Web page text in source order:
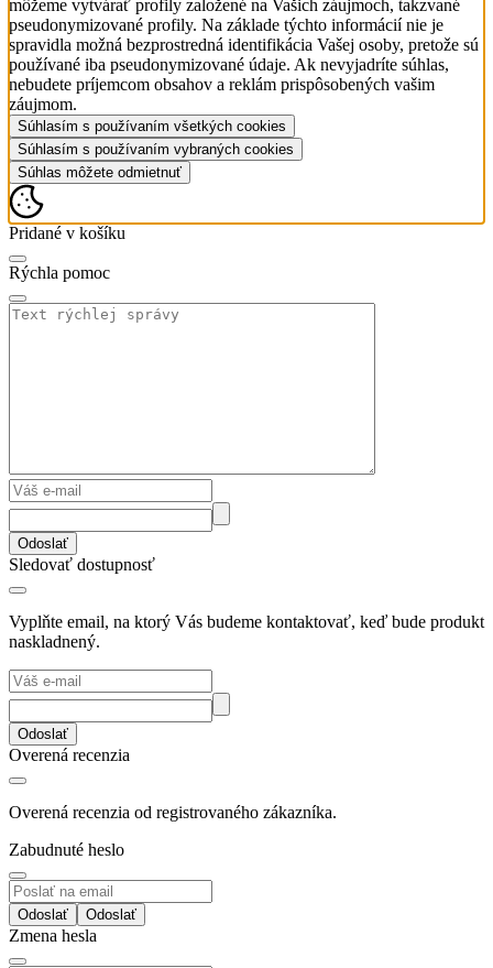
môžeme vytvárať profily založené na Vašich záujmoch, takzvané
pseudonymizované profily. Na základe týchto informácií nie je
spravidla možná bezprostredná identifikácia Vašej osoby, pretože sú
používané iba pseudonymizované údaje. Ak nevyjadríte súhlas,
nebudete príjemcom obsahov a reklám prispôsobených vašim
záujmom.
Súhlasím s používaním všetkých cookies
Súhlasím s používaním vybraných cookies
Súhlas môžete odmietnuť
Pridané v košíku
Rýchla pomoc
Odoslať
Sledovať dostupnosť
Vyplňte email, na ktorý Vás budeme kontaktovať, keď bude produkt
naskladnený.
Odoslať
Overená recenzia
Overená recenzia od registrovaného zákazníka.
Zabudnuté heslo
Odoslať
Zmena hesla